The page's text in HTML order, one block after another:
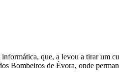
que, a levou a tirar um
Bombeiros de Évora, onde